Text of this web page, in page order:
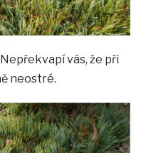
vás, že při
neostré.